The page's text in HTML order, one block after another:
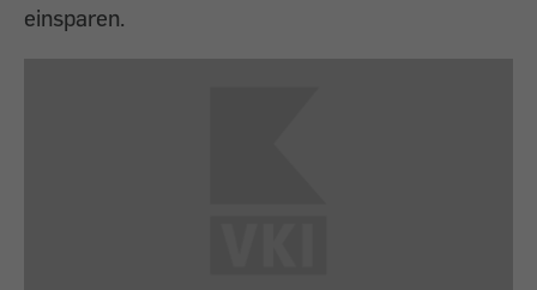
einsparen.